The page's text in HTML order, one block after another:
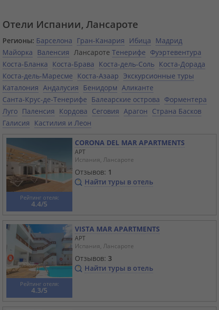
Отели Испании, Лансароте
Регионы: Барселона Гран-Канария Ибица Мадрид
Майорка Валенсия Лансароте Тенерифе Фуэртевентура
Коста-Бланка Коста-Брава Коста-дель-Соль Коста-Дорада
Коста-дель-Маресме Коста-Азаар Экскурсионные туры
Каталония Андалусия Бенидорм Аликанте
Санта-Крус-де-Тенерифе Балеарские острова Форментера
Луго Паленсия Кордова Сеговия Арагон Страна Басков
Галисия Кастилия и Леон
Рейтинг отеля:
4.4/5
CORONA DEL MAR APARTMENTS
APT
Испания, Лансароте
Отзывов: 1
Найти туры в отель
Рейтинг отеля:
4.3/5
VISTA MAR APARTMENTS
APT
Испания, Лансароте
Отзывов: 3
Найти туры в отель